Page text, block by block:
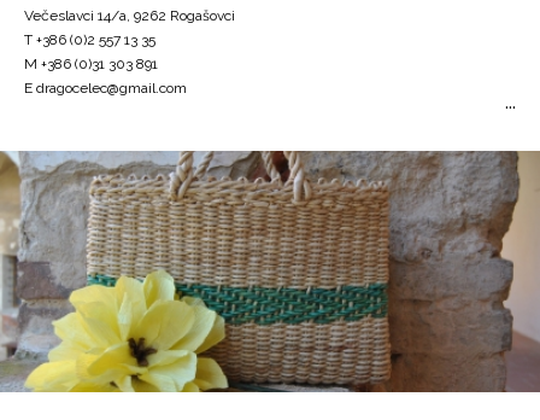
Večeslavci 14/a, 9262 Rogašovci
T +386 (0)2 557 13 35
M +386 (0)31 303 891
E dragocelec@gmail.com